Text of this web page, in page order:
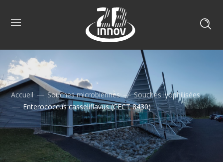
Accueil Souches microbiennes
Souches lyophilisées
Enterococcus casseliflavus (CECT 8430)